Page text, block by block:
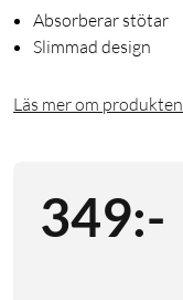
Absorberar stötar
Slimmad design
Läs mer om produkten
349:-